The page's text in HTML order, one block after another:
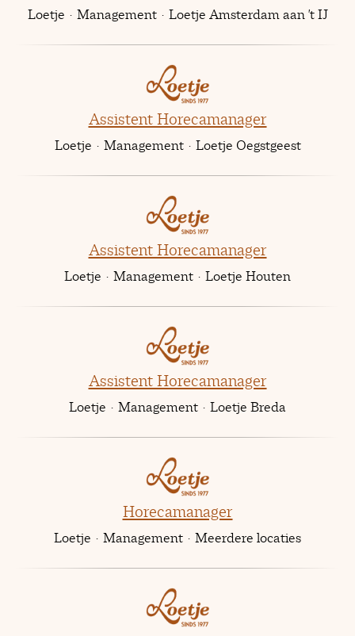
Loetje · Management · Loetje Amsterdam aan 't IJ
Assistent Horecamanager
Loetje · Management · Loetje Oegstgeest
Assistent Horecamanager
Loetje · Management · Loetje Houten
Assistent Horecamanager
Loetje · Management · Loetje Breda
Horecamanager
Loetje · Management · Meerdere locaties